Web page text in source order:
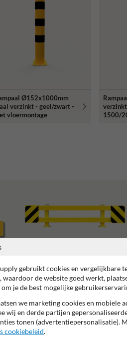
Ø152x1000mm
verzinkt - geel/zwart -
vloermontage
1500/
Stelling en kolombescherming
gebruikt cookies en vergelijkbare
waardoor de website goed werkt,
je de best mogelijke
we marketing cookies en mobiele
wij en derde partijen
tonen (advertentiepersonalisatie).
cookiebeleid.